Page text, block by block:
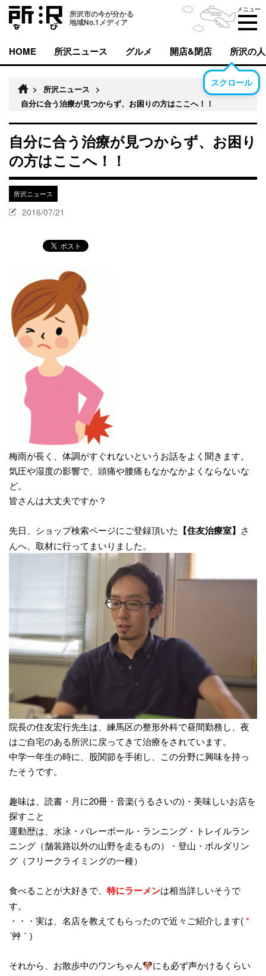
所沢市の今が分かる
地域No.1メディア
メニュー
HOME 所沢ニュース グルメ 開店&閉店 所沢の人
スクロール
> 所沢ニュース
>
自分に合う治療が見つからず、お困りの方はここへ！！
自分に合う治療が見つからず、お困り
の方はここへ！！
所沢ニュース
2016/07/21
梅雨が長く、体調がすぐれないというお話をよく聞きます。
気圧や湿度の影響で、頭痛や腰痛もなかなかよくならないな
ど。
皆さんは大丈夫ですか？
先日、ショップ検索ページにご登録頂いた 【住友治療室】 さ
んへ、取材に行ってまいりました。
院長の住友宏行先生は、練馬区の整形外科で昼間勤務し、夜
はご自宅のある所沢に戻ってきて治療をされています。
中学一年生の時に、股関節を手術し、この分野に興味を持っ
たそうです。
趣味は、読書・月に20冊・音楽(うるさいの)・美味しいお店を
探すこと
運動歴は、水泳・バレーボール・ランニング・トレイルラン
ニング（舗装路以外の山野を走るもの）・登山・ボルダリン
グ（フリークライミングの一種）
食べることが大好きで、 特にラーメンは相当詳しいそうで
す。
・・・実は、名店を教えてもらったので近々ご紹介します(*
´艸｀)
それから、お散歩中のワンちゃん
にも必ず声かけるくらい